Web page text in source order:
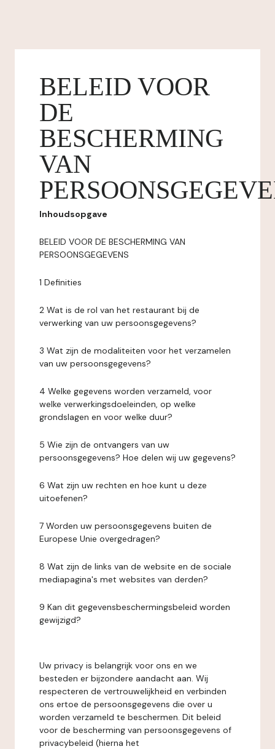
BELEID VOOR
DE
BESCHERMING
VAN
Inhoudsopgave
BELEID VOOR DE BESCHERMING VAN
PERSOONSGEGEVENS
1 Definities
2 Wat is de rol van het restaurant bij de
verwerking van uw persoonsgegevens?
3 Wat zijn de modaliteiten voor het verzamelen
van uw persoonsgegevens?
4 Welke gegevens worden verzameld, voor
welke verwerkingsdoeleinden, op welke
grondslagen en voor welke duur?
5 Wie zijn de ontvangers van uw
persoonsgegevens? Hoe delen wij uw gegevens?
6 Wat zijn uw rechten en hoe kunt u deze
uitoefenen?
7 Worden uw persoonsgegevens buiten de
Europese Unie overgedragen?
8 Wat zijn de links van de website en de sociale
mediapagina's met websites van derden?
9 Kan dit gegevensbeschermingsbeleid worden
gewijzigd?
Uw privacy is belangrijk voor ons en we
besteden er bijzondere aandacht aan. Wij
respecteren de vertrouwelijkheid en verbinden
ons ertoe de persoonsgegevens die over u
worden verzameld te beschermen. Dit beleid
voor de bescherming van persoonsgegevens of
privacybeleid (hierna het